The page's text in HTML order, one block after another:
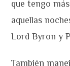
que tengo
aquellas
Lord Byron y
También